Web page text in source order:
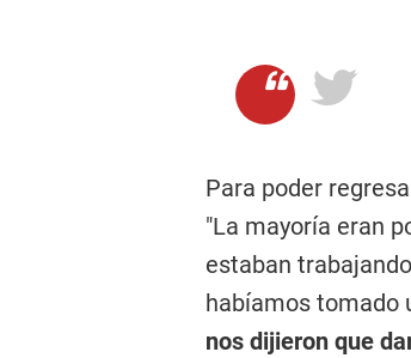
Para poder
"La mayoría eran
estaban
habíamos tomado
nos dijieron que